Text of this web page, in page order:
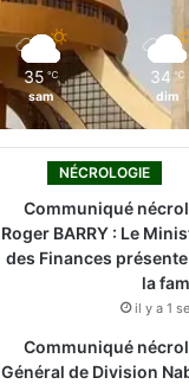
35 ℃
sam
34 ℃
dim
NÉCROLOGIE
Communiqué
Roger BARRY : Le
des Finances
la
il y a 1
Communiqué
Général de Division